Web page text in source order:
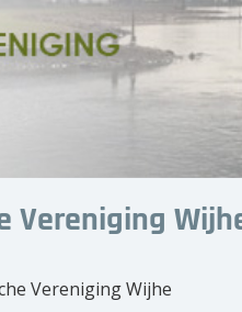
Vereniging
Vereniging Wijhe